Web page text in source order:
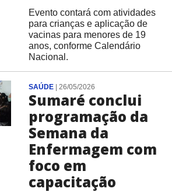
Evento contará com atividades
para crianças e aplicação de
vacinas para menores de 19
anos, conforme Calendário
Nacional.
SAÚDE| 26/05/2026
Sumaré conclui
programação da
Semana da
Enfermagem com
foco em
capacitação